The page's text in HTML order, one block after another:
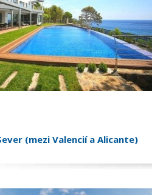
(mezi Valencií a Alicante)